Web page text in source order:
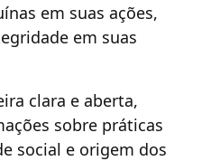
em suas ações,
em suas
clara e aberta,
sobre práticas
social e origem dos